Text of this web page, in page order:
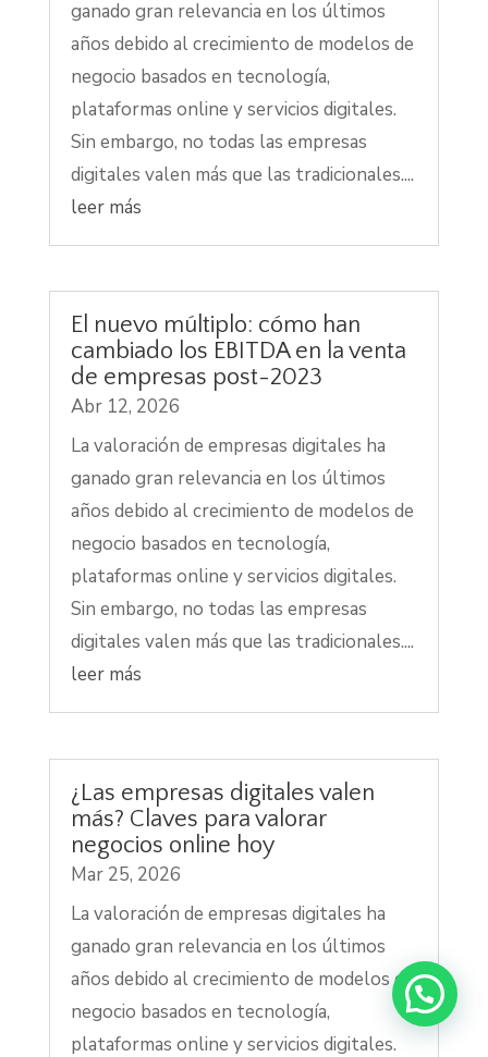
ganado gran relevancia en los últimos
años debido al crecimiento de modelos de
negocio basados en tecnología,
plataformas online y servicios digitales.
Sin embargo, no todas las empresas
digitales valen más que las tradicionales....
leer más
El nuevo múltiplo: cómo han
cambiado los EBITDA en la venta
de empresas post-2023
Abr 12, 2026
La valoración de empresas digitales ha
ganado gran relevancia en los últimos
años debido al crecimiento de modelos de
negocio basados en tecnología,
plataformas online y servicios digitales.
Sin embargo, no todas las empresas
digitales valen más que las tradicionales....
leer más
¿Las empresas digitales valen
más? Claves para valorar
negocios online hoy
Mar 25, 2026
La valoración de empresas digitales ha
ganado gran relevancia en los últimos
años debido al crecimiento de modelos de
negocio basados en tecnología,
plataformas online y servicios digitales.